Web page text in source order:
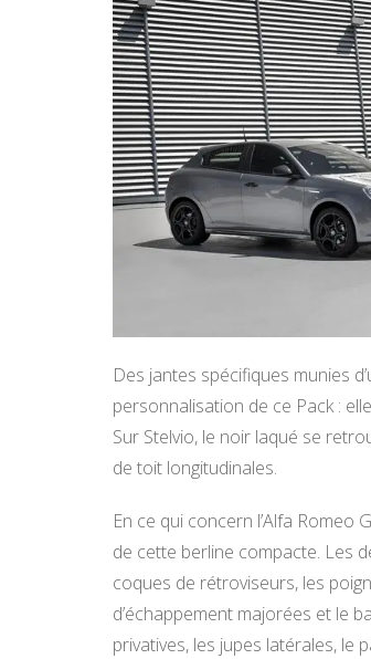
Des jantes spécifiques munies
personnalisation de ce Pack :
Sur Stelvio, le noir laqué se
de toit longitudinales.
En ce qui concern l’Alfa
de cette berline compacte. Les
coques de rétroviseurs, les
d’échappement majorées et le
privatives, les jupes latérales,